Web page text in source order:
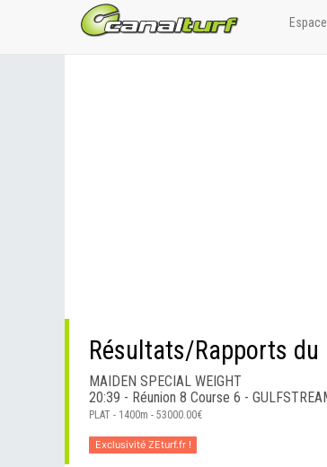
Résultats/Rapports du
MAIDEN SPECIAL WEIGHT
20:39 - Réunion 8 Course 6 -
PLAT - 1400m - 53000.00€
Exclusivité ZEturf.fr !